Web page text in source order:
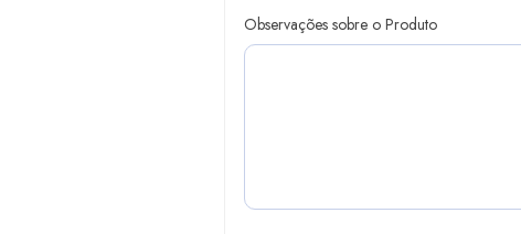
Observações sobre o Produto